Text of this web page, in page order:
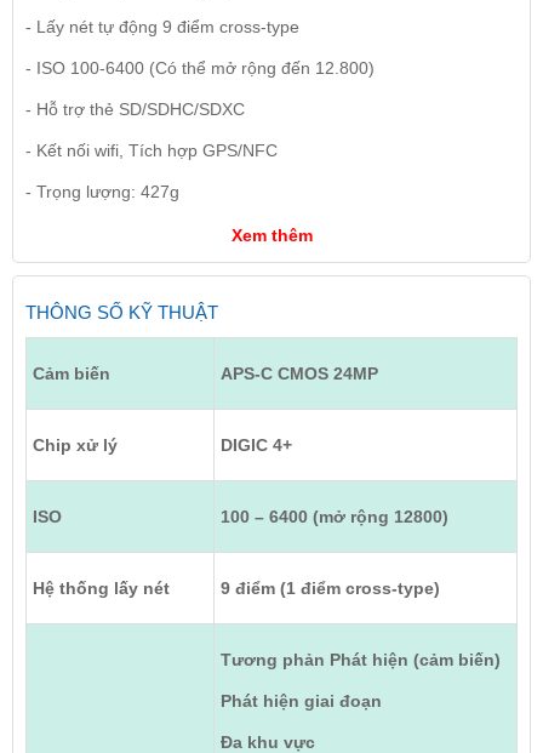
- Lấy nét tự động 9 điểm cross-type
- ISO 100-6400 (Có thể mở rộng đến 12.800)
- Hỗ trợ thẻ SD/SDHC/SDXC
- Kết nối wifi, Tích hợp GPS/NFC
- Trọng lượng: 427g
Xem thêm
THÔNG SỐ KỸ THUẬT
Cảm biến APS-C CMOS 24MP
Chip xử lý DIGIC 4+
ISO 100 – 6400 (mở rộng 12800)
Hệ thống lấy nét 9 điểm (1 điểm cross-type)
Tương phản Phát hiện (cảm biến)
Phát hiện giai đoạn
Đa khu vực